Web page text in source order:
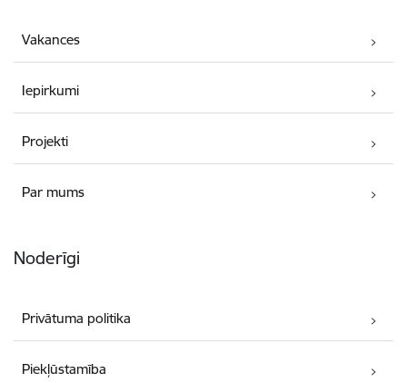
Vakances
Iepirkumi
Projekti
Par mums
Noderīgi
Privātuma politika
Piekļūstamība